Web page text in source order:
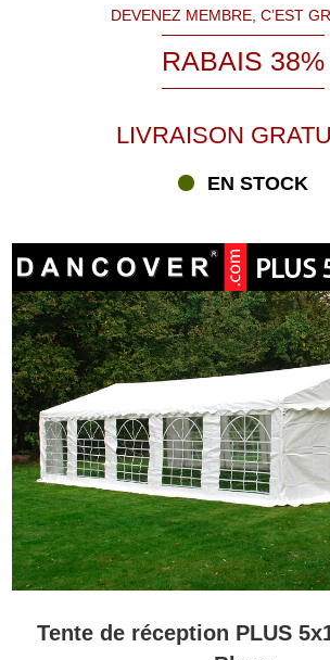
DEVENEZ MEMBRE, C’EST
RABAIS 38%
LIVRAISON
EN STOCK
Tente de réception PLUS